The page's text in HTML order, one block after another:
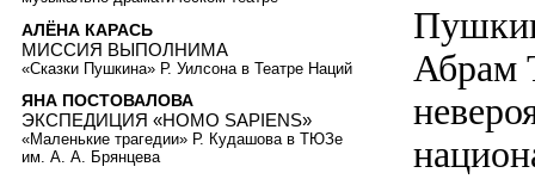
Абрам
АЛЁНА КАРАСЬ
МИССИЯ ВЫПОЛНИМА
«Сказки Пушкина» Р. Уилсона в Театре Наций
ЯНА ПОСТОВАЛОВА
ЭКСПЕДИЦИЯ «HOMO SAPIENS»
«Маленькие трагедии» Р. Кудашова в ТЮЗе
им. А. А. Брянцева